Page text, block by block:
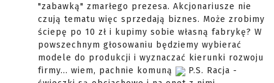
"zabawką" zmarłego prezesa. Akcjonariusze nie
czują tematu więc sprzedają biznes. Może zrobimy
ściepę po 10 zł i kupimy sobie własną fabrykę? W
powszechnym głosowaniu będziemy wybierać
modele do produkcji i wyznaczać kierunki rozwoju
firmy... wiem, pachnie komuną
P.S. Racja -